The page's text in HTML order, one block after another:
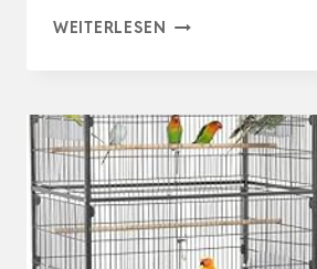
WEITERLESEN YAHEETECH
ÜR W
ELLENSITTICH P
APAGEI N
YMPHENSITTICHE C
HINCHILLA,NA…